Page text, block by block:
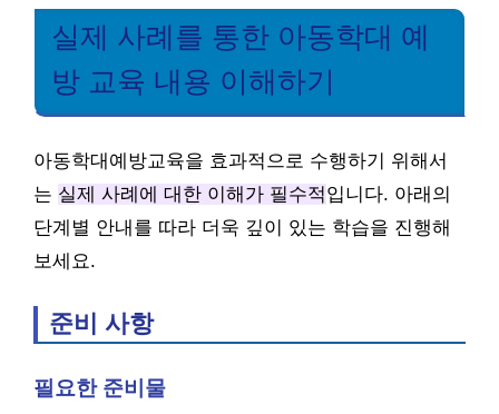
실제 사례를 통한 아동학대 예
방 교육 내용 이해하기
아동학대예방교육을 효과적으로 수행하기 위해서
는 실제 사례에 대한 이해가 필수적입니다. 아래의
단계별 안내를 따라 더욱 깊이 있는 학습을 진행해
보세요.
준비 사항
필요한 준비물